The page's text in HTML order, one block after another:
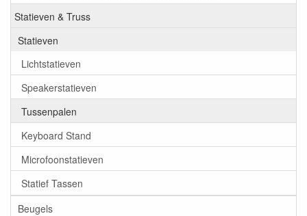
Statieven & Truss
Statieven
Lichtstatieven
Speakerstatieven
Tussenpalen
Keyboard Stand
Microfoonstatieven
Statief Tassen
Beugels